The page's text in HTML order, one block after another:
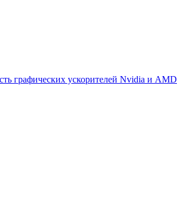
графических ускорителей Nvidia и AMD